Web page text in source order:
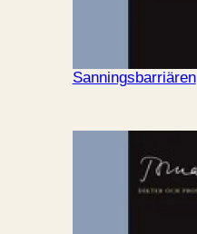
Sanningsbarriären